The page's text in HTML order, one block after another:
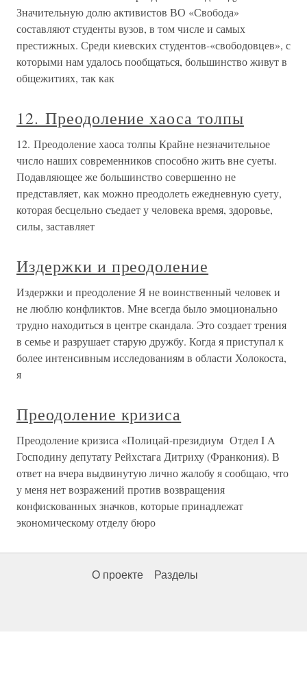
Значительную долю активистов ВО «Свобода»
составляют студенты вузов, в том числе и самых
престижных. Среди киевских студентов-«свободовцев», с
которыми нам удалось пообщаться, большинство живут в
общежитиях, так как
12. Преодоление хаоса толпы
12. Преодоление хаоса толпы Крайне незначительное
число наших современников способно жить вне суеты.
Подавляющее же большинство совершенно не
представляет, как можно преодолеть ежедневную суету,
которая бесцельно съедает у человека время, здоровье,
силы, заставляет
Издержки и преодоление
Издержки и преодоление Я не воинственный человек и
не люблю конфликтов. Мне всегда было эмоционально
трудно находиться в центре скандала. Это создает трения
в семье и разрушает старую дружбу. Когда я приступал к
более интенсивным исследованиям в области Холокоста,
я
Преодоление кризиса
Преодоление кризиса «Полицай-президиум Отдел I A
Господину депутату Рейхстага Дитриху (Франкония). В
ответ на вчера выдвинутую лично жалобу я сообщаю, что
у меня нет возражений против возвращения
конфискованных значков, которые принадлежат
экономическому отделу бюро
О проекте Разделы